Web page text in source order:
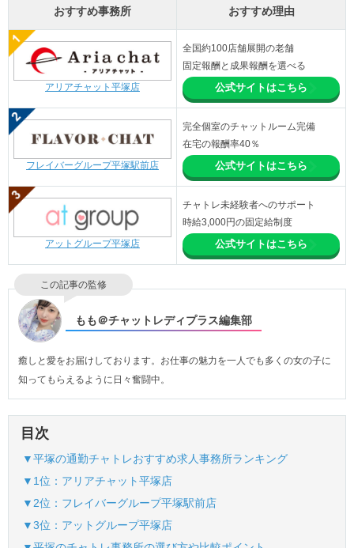
おすすめ事務所 おすすめ理由
アリアチャット平塚店
全国約100店舗展開の老舗
固定報酬と成果報酬を選べる
公式サイトはこちら
フレイバーグループ平塚駅前店
完全個室のチャットルーム完備
在宅の報酬率40％
公式サイトはこちら
アットグループ平塚店
チャトレ未経験者へのサポート
時給3,000円の固定給制度
公式サイトはこちら
この記事の監修
もも＠チャットレディプラス編集部
癒しと愛をお届けしております。お仕事の魅力を一人でも多くの女の子に
知ってもらえるように日々奮闘中。
目次
▼平塚の通勤チャトレおすすめ求人事務所ランキング
▼1位：アリアチャット平塚店
▼2位：フレイバーグループ平塚駅前店
▼3位：アットグループ平塚店